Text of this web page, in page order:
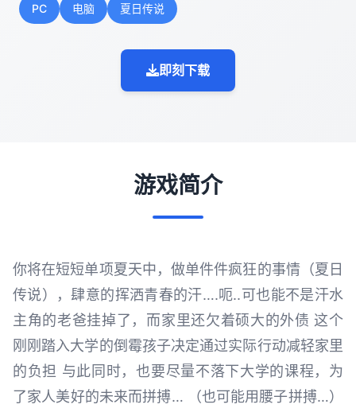
PC 电脑 夏日传说
即刻下载
游戏简介
你将在短短单项夏天中，做单件件疯狂的事情（夏日
传说），肆意的挥洒青春的汗….呃..可也能不是汗水
主角的老爸挂掉了，而家里还欠着硕大的外债 这个
刚刚踏入大学的倒霉孩子决定通过实际行动减轻家里
的负担 与此同时，也要尽量不落下大学的课程，为
了家人美好的未来而拼搏… （也可能用腰子拼搏…）